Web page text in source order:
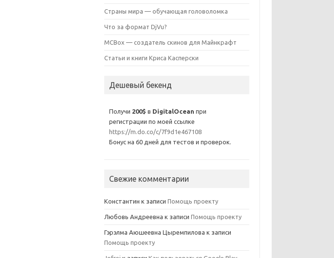
Страны мира — обучающая головоломка
Что за формат DjVu?
MCBox — создатель скинов для Майнкрафт
Статьи и книги Криса Касперски
Дешевый бекенд
Получи 200$ в DigitalOcean при
регистрации по моей ссылке
https://m.do.co/c/7f9d1e467108
Бонус на 60 дней для тестов и проверок.
Свежие комментарии
Константин к записиПомощь проекту
Любовь Андреевна к записиПомощь проекту
Гэрэлма Аюшеевна Цыремпилова к записи
Помощь проекту